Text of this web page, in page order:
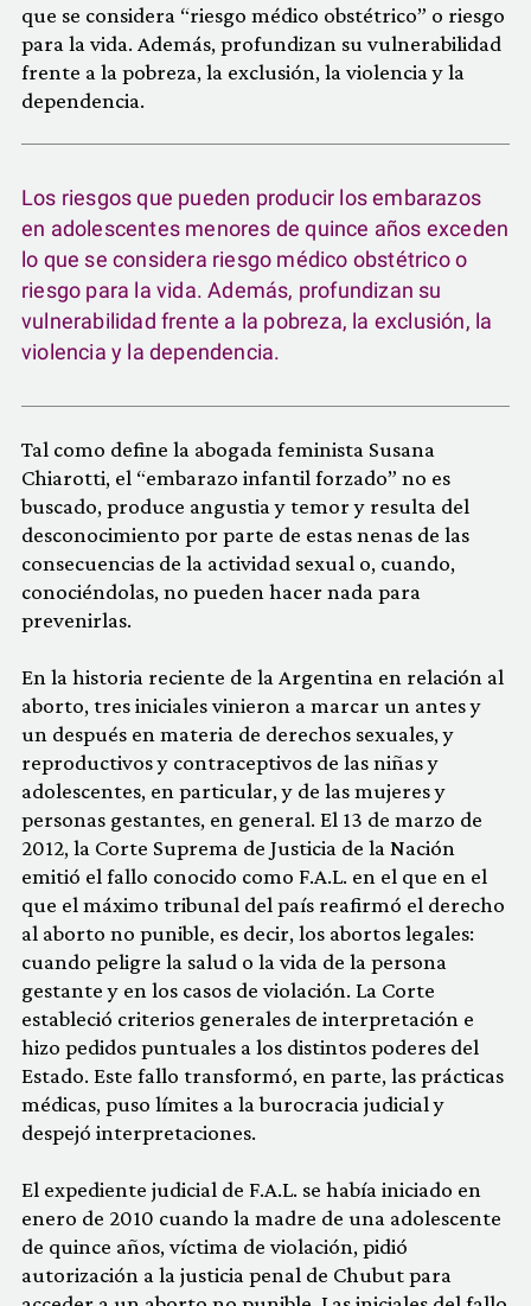
que se considera “riesgo médico obstétrico” o riesgo
para la vida. Además, profundizan su vulnerabilidad
frente a la pobreza, la exclusión, la violencia y la
dependencia.
Los riesgos que pueden producir los embarazos
en adolescentes menores de quince años exceden
lo que se considera riesgo médico obstétrico o
riesgo para la vida. Además, profundizan su
vulnerabilidad frente a la pobreza, la exclusión, la
violencia y la dependencia.
Tal como define la abogada feminista Susana
Chiarotti, el “embarazo infantil forzado” no es
buscado, produce angustia y temor y resulta del
desconocimiento por parte de estas nenas de las
consecuencias de la actividad sexual o, cuando,
conociéndolas, no pueden hacer nada para
prevenirlas.
En la historia reciente de la Argentina en relación al
aborto, tres iniciales vinieron a marcar un antes y
un después en materia de derechos sexuales, y
reproductivos y contraceptivos de las niñas y
adolescentes, en particular, y de las mujeres y
personas gestantes, en general. El 13 de marzo de
2012, la Corte Suprema de Justicia de la Nación
emitió el fallo conocido como F.A.L. en el que en el
que el máximo tribunal del país reafirmó el derecho
al aborto no punible, es decir, los abortos legales:
cuando peligre la salud o la vida de la persona
gestante y en los casos de violación. La Corte
estableció criterios generales de interpretación e
hizo pedidos puntuales a los distintos poderes del
Estado. Este fallo transformó, en parte, las prácticas
médicas, puso límites a la burocracia judicial y
despejó interpretaciones.
El expediente judicial de F.A.L. se había iniciado en
enero de 2010 cuando la madre de una adolescente
de quince años, víctima de violación, pidió
autorización a la justicia penal de Chubut para